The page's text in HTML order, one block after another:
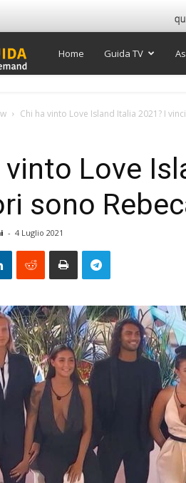
Super
Home Guida TV
Chi ha vinto Love Island Italia 2021? I
vinto Love
sono
- 4 Luglio 2021